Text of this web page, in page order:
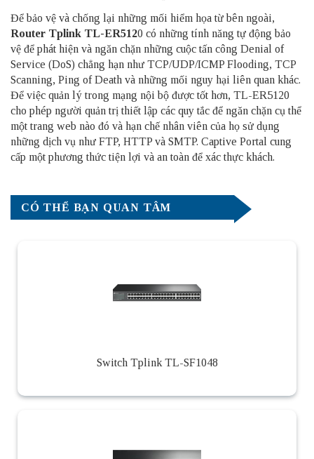
Để bảo vệ và chống lại những mối hiểm họa từ bên ngoài,
Router Tplink TL-ER5120 có những tính năng tự động bảo
vệ để phát hiện và ngăn chặn những cuộc tấn công Denial of
Service (DoS) chẳng hạn như TCP/UDP/ICMP Flooding, TCP
Scanning, Ping of Death và những mối nguy hại liên quan khác.
Để việc quản lý trong mạng nội bộ được tốt hơn, TL-ER5120
cho phép người quản trị thiết lập các quy tắc để ngăn chặn cụ thể
một trang web nào đó và hạn chế nhân viên của họ sử dụng
những dịch vụ như FTP, HTTP và SMTP. Captive Portal cung
cấp một phương thức tiện lợi và an toàn để xác thực khách.
CÓ THỂ BẠN QUAN TÂM
Switch Tplink TL-SF1048